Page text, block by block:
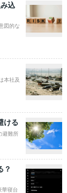
込
図的な
本社及
ける
避難所
？
華寝台